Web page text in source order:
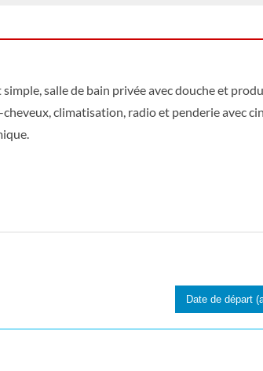
salle de bain privée avec douche et
climatisation, radio et penderie avec